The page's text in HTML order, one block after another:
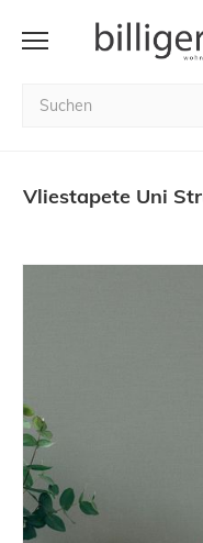
Vliestapete Uni